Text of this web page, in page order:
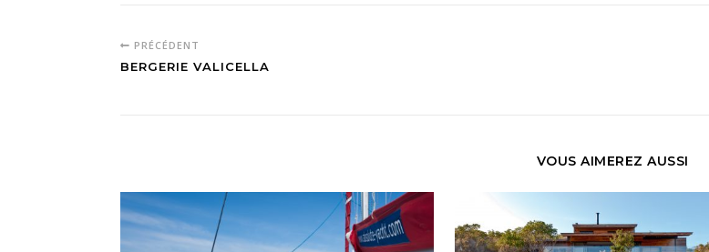
PRÉCÉDENT
BERGERIE VALICELLA
VOUS AIMEREZ AUSSI